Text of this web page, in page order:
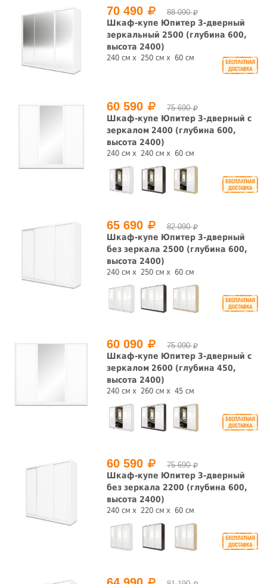
70 490 88 090
Шкаф-купе Юпитер 3-дверный
зеркальный 2500 (глубина 600,
высота 2400)
240 см 250 см 60 см
60 590 75 690
Шкаф-купе Юпитер 3-дверный с
зеркалом 2400 (глубина 600,
высота 2400)
240 см 240 см 60 см
65 690 82 090
Шкаф-купе Юпитер 3-дверный
без зеркала 2500 (глубина 600,
высота 2400)
240 см 250 см 60 см
60 090 75 090
Шкаф-купе Юпитер 3-дверный с
зеркалом 2600 (глубина 450,
высота 2400)
240 см 260 см 45 см
60 590 75 690
Шкаф-купе Юпитер 3-дверный
без зеркала 2200 (глубина 600,
высота 2400)
240 см 220 см 60 см